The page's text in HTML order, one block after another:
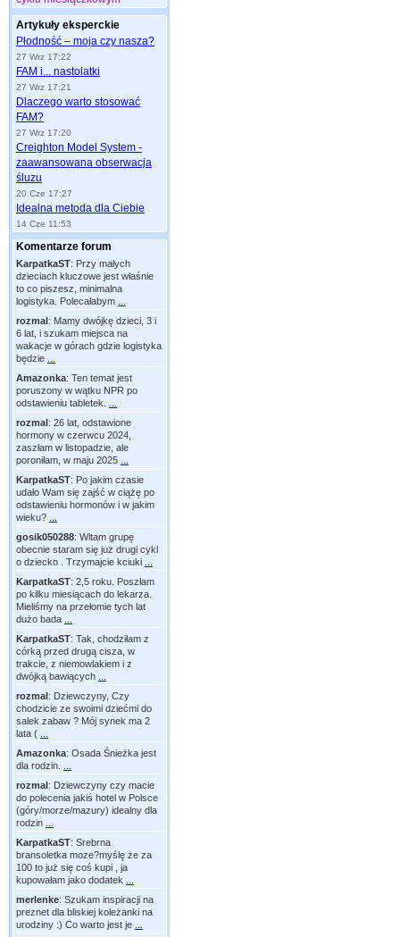
Artykuły eksperckie
Płodność – moja czy nasza?
27 Wrz 17:22
FAM i... nastolatki
27 Wrz 17:21
Dlaczego warto stosować
FAM?
27 Wrz 17:20
Creighton Model System -
zaawansowana obserwacja
śluzu
20 Cze 17:27
Idealna metoda dla Ciebie
14 Cze 11:53
Komentarze forum
KarpatkaST: Przy małych
dzieciach kluczowe jest właśnie
to co piszesz, minimalna
logistyka. Polecałabym
rozmal: Mamy dwójkę dzieci, 3 i
6 lat, i szukam miejsca na
wakacje w górach gdzie logistyka
będzie
Amazonka: Ten temat jest
poruszony w wątku NPR po
odstawieniu tabletek.
rozmal: 26 lat, odstawione
hormony w czerwcu 2024,
zaszłam w listopadzie, ale
poroniłam, w maju 2025
KarpatkaST: Po jakim czasie
udało Wam się zajść w ciążę po
odstawieniu hormonów i w jakim
wieku?
gosik050288: Witam grupę
obecnie staram się już drugi cykl
o dziecko . Trzymajcie kciuki
KarpatkaST: 2,5 roku. Poszłam
po kilku miesiącach do lekarza.
Mieliśmy na przełomie tych lat
dużo bada
KarpatkaST: Tak, chodziłam z
córką przed drugą cisza, w
trakcie, z niemowlakiem i z
dwójką bawiących
rozmal: Dziewczyny, Czy
chodzicie ze swoimi dziećmi do
salek zabaw ? Mój synek ma 2
lata (
Amazonka: Osada Śnieżka jest
dla rodzin.
rozmal: Dziewczyny czy macie
do polecenia jakiś hotel w Polsce
(góry/morze/mazury) idealny dla
rodzin
KarpatkaST: Srebrna
bransoletka moze?myślę że za
100 to już się coś kupi , ja
kupowałam jako dodatek
merlenke: Szukam inspiracji na
preznet dla bliskiej koleżanki na
urodziny :) Co warto jest je